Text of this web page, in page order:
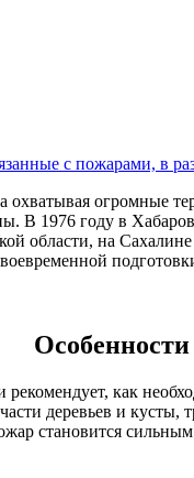
охватывая огромные
В 1976 году в
области, на
как
деревьев и кусты,
становится